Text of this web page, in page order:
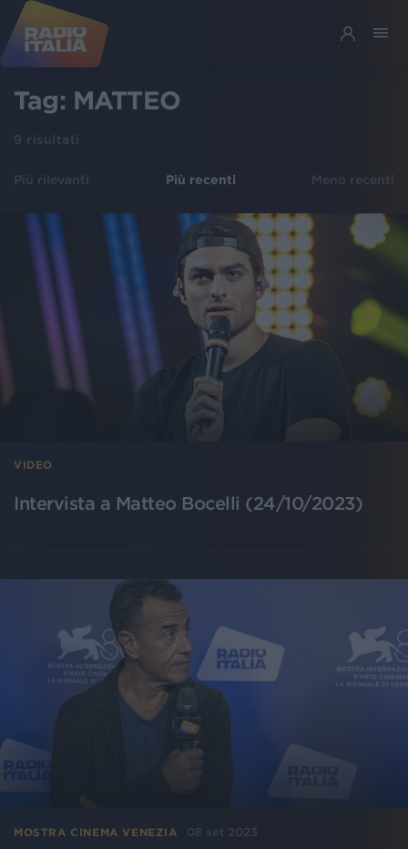
Tag: MATTEO
9 risultati
Più rilevanti Più recenti Meno recenti
VIDEO
Intervista a Matteo Bocelli (24/10/2023)
MOSTRA CINEMA VENEZIA 08 set 2023